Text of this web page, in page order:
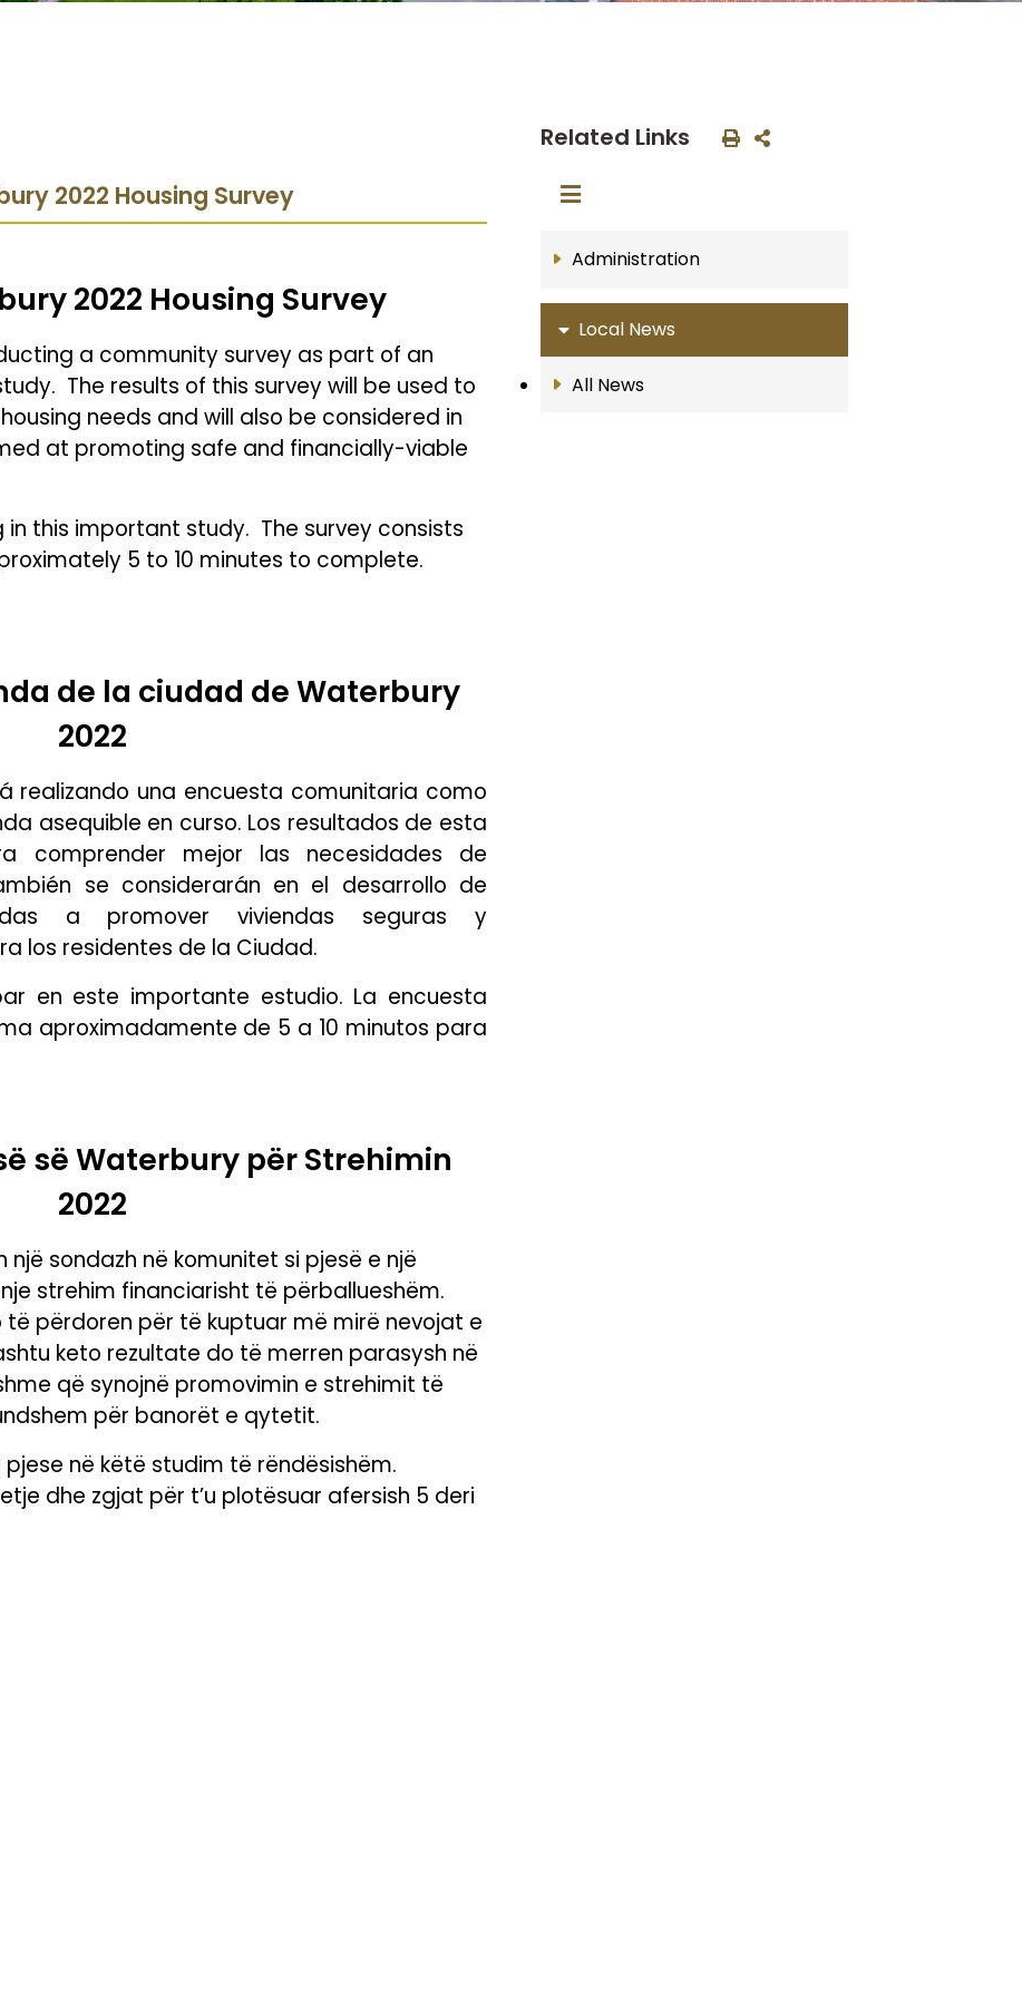
2022 Housing Survey
2022 Housing Survey
a community survey as part of an
The results of this survey will be used to
needs and will also be considered in
at promoting safe and financially-viable
this important study. The survey consists
5 to 10 minutes to complete.
de la ciudad de Waterbury
2022
realizando una encuesta comunitaria como
asequible en curso. Los resultados de esta
comprender mejor las necesidades de
se considerarán en el desarrollo de
a promover viviendas seguras y
los residentes de la Ciudad.
en este importante estudio. La encuesta
aproximadamente de 5 a 10 minutos para
së Waterbury për Strehimin
2022
një sondazh në komunitet si pjesë e një
strehim financiarisht të përballueshëm.
të përdoren për të kuptuar më mirë nevojat e
keto rezultate do të merren parasysh në
që synojnë promovimin e strehimit të
për banorët e qytetit.
në këtë studim të rëndësishëm.
dhe zgjat për t’u plotësuar afersish 5 deri
Related Links
Administration
Local News
All News